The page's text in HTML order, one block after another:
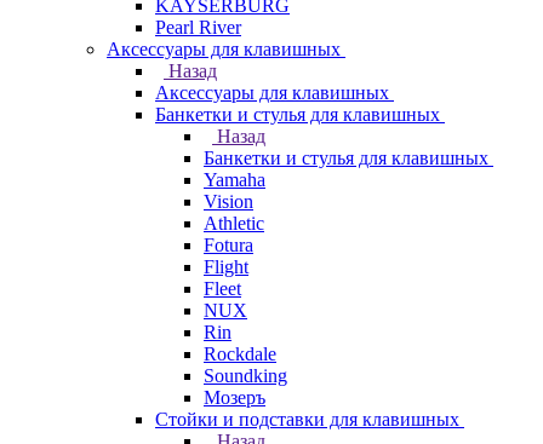
KAYSERBURG
Pearl River
Аксессуары для клавишных
Назад
Аксессуары для клавишных
Банкетки и стулья для клавишных
Назад
Банкетки и стулья для клавишных
Yamaha
Vision
Athletic
Fotura
Flight
Fleet
NUX
Rin
Rockdale
Soundking
Мозеръ
Стойки и подставки для клавишных